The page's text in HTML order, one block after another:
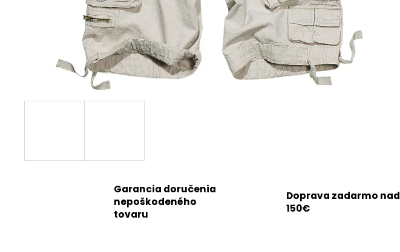
Garancia doručenia
nepoškodeného
tovaru
Doprava zadarmo nad
150€